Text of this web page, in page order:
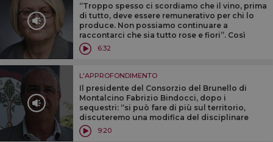
“Troppo spesso ci scordiamo che il vino, prima
di tutto, deve essere remunerativo per chi lo
produce. Non possiamo continuare a
raccontarci che sia tutto rose e fiori”. Così
Ruenza Santandrea, alla guida del colosso
cooperativo Cevico, ad Assoenologi
6:32
L'APPROFONDIMENTO
Il presidente del Consorzio del Brunello di
Montalcino Fabrizio Bindocci, dopo i
sequestri: “si può fare di più sul territorio,
discuteremo una modifica del disciplinare
sulla vendita di uve e vino sfuso, con
comunicazione preventiva al Consorzio”
9:20